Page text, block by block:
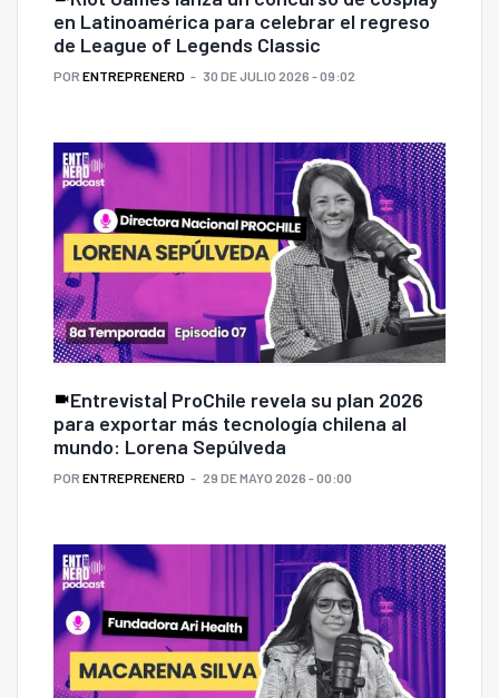
en Latinoamérica para celebrar el regreso
de League of Legends Classic
POR ENTREPRENERD 30 DE JULIO 2026 - 09:02
Entrevista| ProChile revela su plan 2026
para exportar más tecnología chilena al
mundo: Lorena Sepúlveda
POR ENTREPRENERD 29 DE MAYO 2026 - 00:00